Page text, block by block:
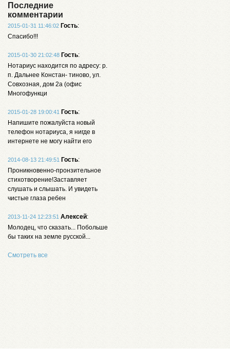
Последние
комментарии
2015-01-31 11:46:02 Гость:
Спасибо!!!
2015-01-30 21:02:48 Гость:
Нотариус находится по адресу: р.
п. Дальнее Констан- тиново, ул.
Совхозная, дом 2а (офис
Многофункци
2015-01-28 19:00:41 Гость:
Напишите пожалуйста новый
телефон нотариуса, я нигде в
интернете не могу найти его
2014-08-13 21:49:51 Гость:
Проникновенно-пронзительное
стихотворение!Заставляет
слушать и слышать. И увидеть
чистые глаза ребен
2013-11-24 12:23:51 Алексей:
Молодец, что сказать... Побольше
бы таких на земле русской...
Смотреть все